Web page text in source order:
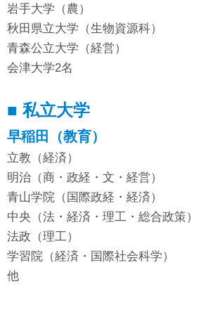
岩手大学（農）
秋田県立大学（生物資源科）
青森公立大学（経営）
会津大学2名
■ 私立大学
早稲田（教育）
立教（経済）
明治（商・政経・文・経営）
青山学院（国際政経・経済）
中央（法・経済・理工・総合政策）
法政（理工）
学習院（経済・国際社会科学）
他